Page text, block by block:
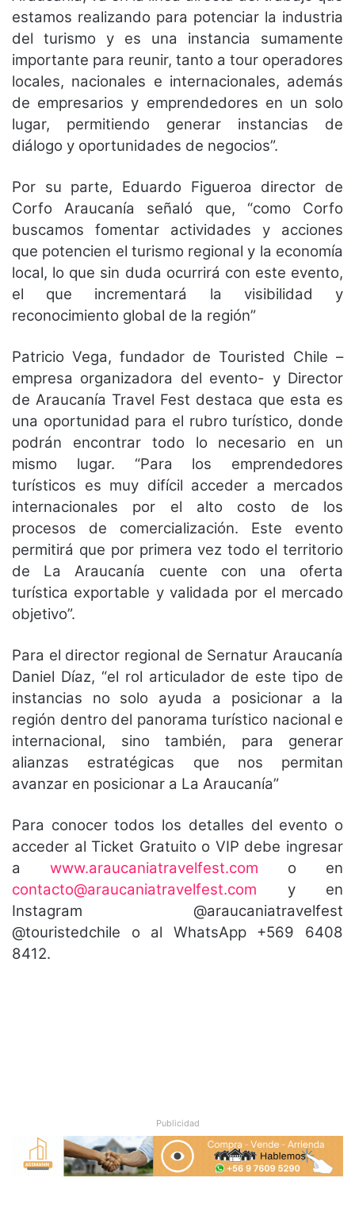
estamos realizando para potenciar la industria
del turismo y es una instancia sumamente
importante para reunir, tanto a tour operadores
locales, nacionales e internacionales, además
de empresarios y emprendedores en un solo
lugar, permitiendo generar instancias de
diálogo y oportunidades de negocios”.
Por su parte, Eduardo Figueroa director de
Corfo Araucanía señaló que, “como Corfo
buscamos fomentar actividades y acciones
que potencien el turismo regional y la economía
local, lo que sin duda ocurrirá con este evento,
el que incrementará la visibilidad y
reconocimiento global de la región”
Patricio Vega, fundador de Touristed Chile –
empresa organizadora del evento- y Director
de Araucanía Travel Fest destaca que esta es
una oportunidad para el rubro turístico, donde
podrán encontrar todo lo necesario en un
mismo lugar. “Para los emprendedores
turísticos es muy difícil acceder a mercados
internacionales por el alto costo de los
procesos de comercialización. Este evento
permitirá que por primera vez todo el territorio
de La Araucanía cuente con una oferta
turística exportable y validada por el mercado
objetivo”.
Para el director regional de Sernatur Araucanía
Daniel Díaz, “el rol articulador de este tipo de
instancias no solo ayuda a posicionar a la
región dentro del panorama turístico nacional e
internacional, sino también, para generar
alianzas estratégicas que nos permitan
avanzar en posicionar a La Araucanía”
Para conocer todos los detalles del evento o
acceder al Ticket Gratuito o VIP debe ingresar
a www.araucaniatravelfest.com o en
contacto@araucaniatravelfest.com y en
Instagram @araucaniatravelfest
@touristedchile o al WhatsApp +569 6408
8412.
Publicidad